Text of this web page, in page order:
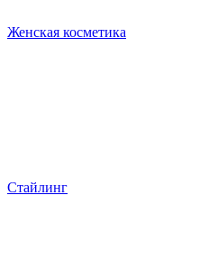
Женская косметика
Стайлинг